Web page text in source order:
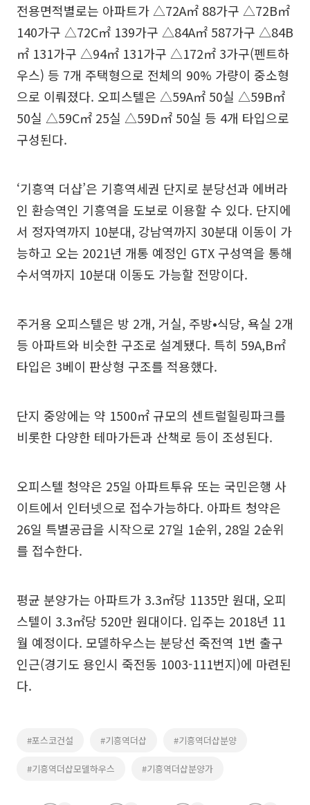
전용면적별로는 아파트가 △72A㎡ 88가구 △72B㎡
140가구 △72C㎡ 139가구 △84A㎡ 587가구 △84B
㎡ 131가구 △94㎡ 131가구 △172㎡ 3가구(펜트하
우스) 등 7개 주택형으로 전체의 90% 가량이 중소형
으로 이뤄졌다. 오피스텔은 △59A㎡ 50실 △59B㎡
50실 △59C㎡ 25실 △59D㎡ 50실 등 4개 타입으로
구성된다.
‘기흥역 더샵’은 기흥역세권 단지로 분당선과 에버라
인 환승역인 기흥역을 도보로 이용할 수 있다. 단지에
서 정자역까지 10분대, 강남역까지 30분대 이동이 가
능하고 오는 2021년 개통 예정인 GTX 구성역을 통해
수서역까지 10분대 이동도 가능할 전망이다.
주거용 오피스텔은 방 2개, 거실, 주방•식당, 욕실 2개
등 아파트와 비슷한 구조로 설계됐다. 특히 59A,B㎡
타입은 3베이 판상형 구조를 적용했다.
단지 중앙에는 약 1500㎡ 규모의 센트럴힐링파크를
비롯한 다양한 테마가든과 산책로 등이 조성된다.
오피스텔 청약은 25일 아파트투유 또는 국민은행 사
이트에서 인터넷으로 접수가능하다. 아파트 청약은
26일 특별공급을 시작으로 27일 1순위, 28일 2순위
를 접수한다.
평균 분양가는 아파트가 3.3㎡당 1135만 원대, 오피
스텔이 3.3㎡당 520만 원대이다. 입주는 2018년 11
월 예정이다. 모델하우스는 분당선 죽전역 1번 출구
인근(경기도 용인시 죽전동 1003-111번지)에 마련된
다.
#포스코건설 #기흥역더샵 #기흥역더샵분양
#기흥역더샵모델하우스 #기흥역더샵분양가